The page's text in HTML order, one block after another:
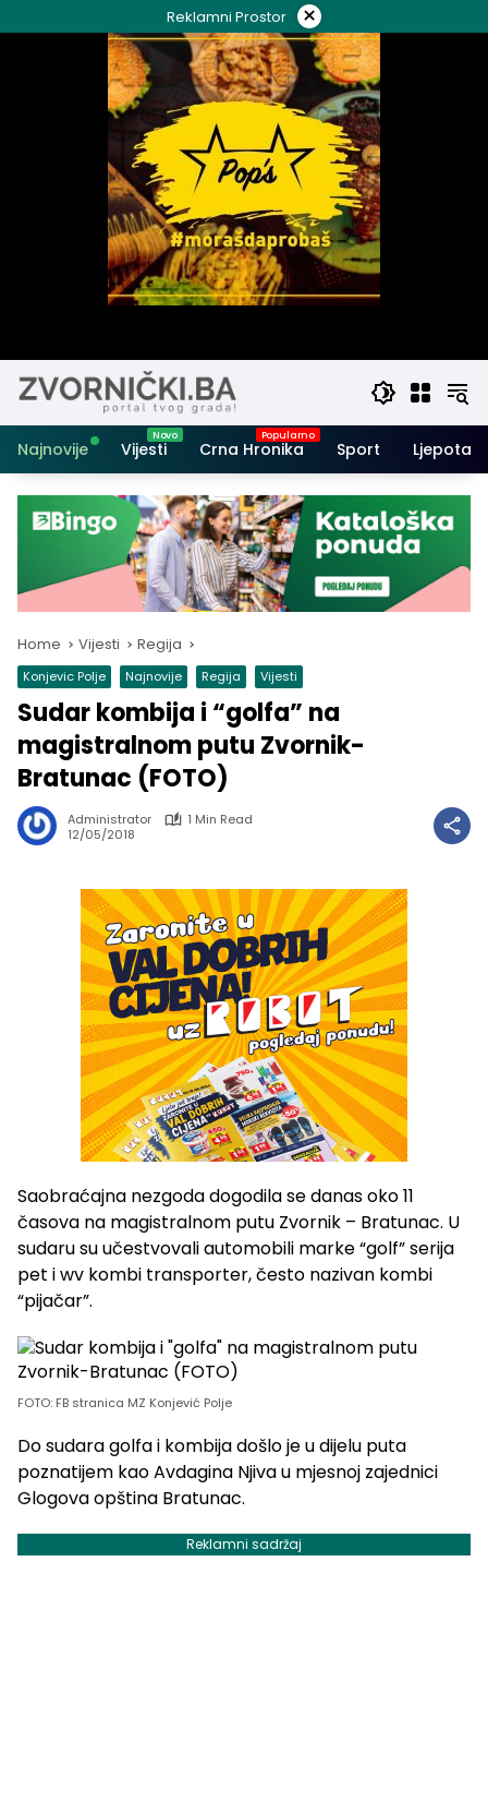
to
Reklamni Prostor ×
Najnovije Vijesti Crna Hronika Sport Ljepota i
Home Vijesti Regija
Konjevic Polje Najnovije Regija Vijesti
Sudar kombija i “golfa” na
magistralnom putu Zvornik-
Bratunac (FOTO)
Administrator
1 Min Read
12/05/2018
Saobraćajna nezgoda dogodila se danas oko 11
časova na magistralnom putu Zvornik – Bratunac. U
sudaru su učestvovali automobili marke “golf” serija
pet i wv kombi transporter, često nazivan kombi
“pijačar”.
FOTO: FB stranica MZ Konjević Polje
Do sudara golfa i kombija došlo je u dijelu puta
poznatijem kao Avdagina Njiva u mjesnoj zajednici
Glogova opština Bratunac.
Reklamni sadržaj